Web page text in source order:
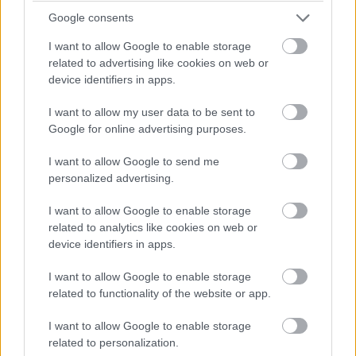
Google consents
I want to allow Google to enable storage
related to advertising like cookies on web or
device identifiers in apps.
I want to allow my user data to be sent to
Google for online advertising purposes.
I want to allow Google to send me
personalized advertising.
I want to allow Google to enable storage
related to analytics like cookies on web or
device identifiers in apps.
I want to allow Google to enable storage
related to functionality of the website or app.
I want to allow Google to enable storage
related to personalization.
történetében is. A széria legnagyobb sztárja a Redmi
Snapdragon 8 Elite lapkakészlettel, de a Redmi K80 és a
különleges kiadású K80 Pro Automobili Lamborghini
Squadra Corse Special Edition is hozzájárult a sikerhez.
A Redmi K80 modellek egyelőre kizárólag Kínában
megérkezhetnek, várhatóan Poco F7 néven. Úgy tűnik
azonban, hogy a Xiaomi nem tervezi a sima K80 verzió
globális kiadását.
A vállalat további bővítéseket is tervez a szériában. A
pletykák szerint érkezik egy Redmi K80 Ultra, amelyet
egy 6 500 mAh-s akkumulátorral és a még be nem
jelentett Dimensity 9400+ processzorral szerelnek fel.